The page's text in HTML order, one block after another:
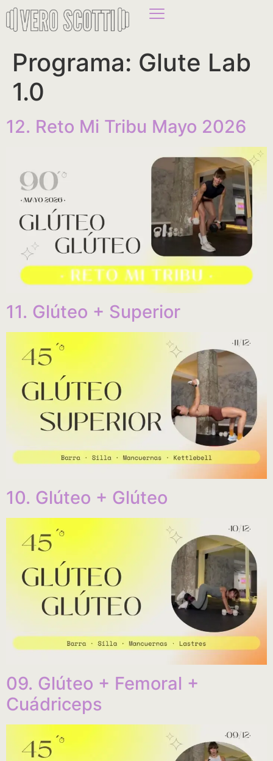
Programa: Glute Lab
1.0
12. Reto Mi Tribu Mayo 2026
11. Glúteo + Superior
10. Glúteo + Glúteo
09. Glúteo + Femoral +
Cuádriceps